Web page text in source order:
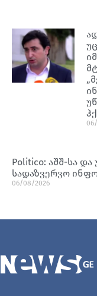
Politico: აშშ-სა
სადაზვერვო
06/08/2026